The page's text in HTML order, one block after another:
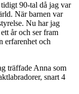
tidigt 90-tal då jag var
När barnen var
Nu har jag
år och ser fram
erfarenhet och
träffade Anna som
snart 4